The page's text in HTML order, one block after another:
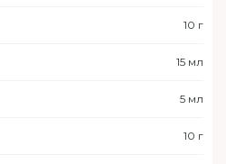
10 г
15 мл
5 мл
10 г